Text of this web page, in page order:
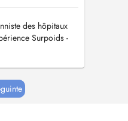
des hôpitaux
Surpoids -
avoir faim et
durable du
de la grossesse